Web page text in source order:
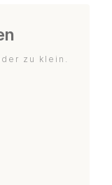
zu klein.